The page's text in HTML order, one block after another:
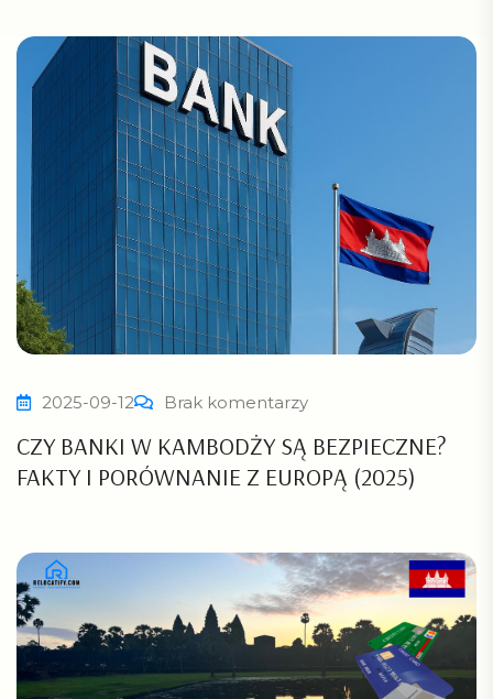
2025-09-12 Brak komentarzy
CZY BANKI W KAMBODŻY SĄ BEZPIECZNE?
FAKTY I PORÓWNANIE Z EUROPĄ (2025)